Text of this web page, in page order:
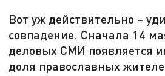
Вот уж действительно –
совпадение. Сначала 14
деловых СМИ появляется
доля православных